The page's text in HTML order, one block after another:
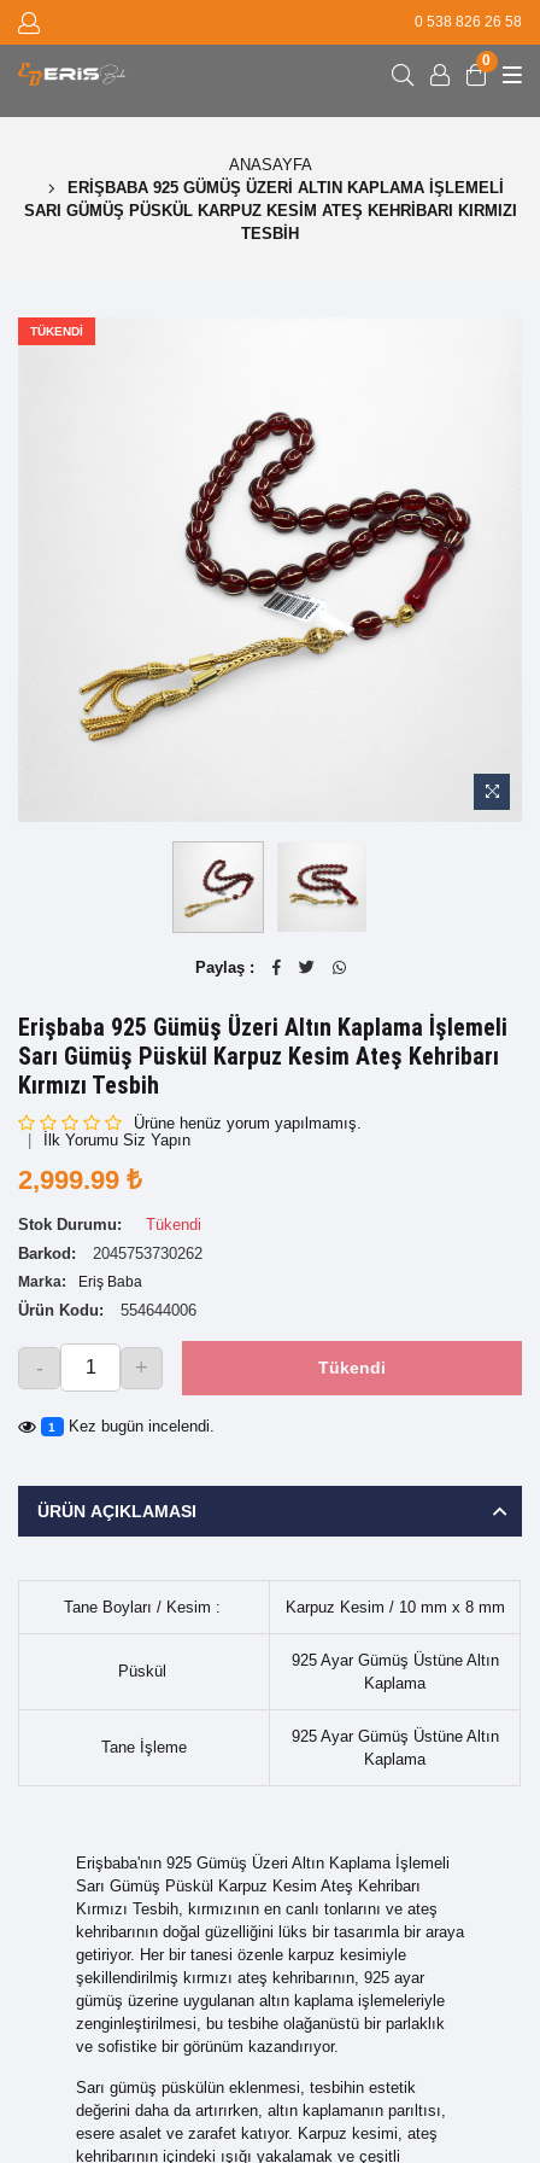
0 538 826 26 58
0
ANASAYFA
ERIŞBABA 925 GÜMÜŞ ÜZERI ALTIN KAPLAMA İŞLEMELI
SARI GÜMÜŞ PÜSKÜL KARPUZ KESIM ATEŞ KEHRIBARI KIRMIZI
TESBIH
TÜKENDI
Paylaş :
Erişbaba 925 Gümüş Üzeri Altın Kaplama İşlemeli
Sarı Gümüş Püskül Karpuz Kesim Ateş Kehribarı
Kırmızı Tesbih
Ürüne henüz yorum yapılmamış.
İlk Yorumu Siz Yapın
2,999.99 ₺
Stok Durumu:
Tükendi
Barkod:
2045753730262
Marka: Eriş Baba
Ürün Kodu: 554644006
- + Tükendi
1 Kez bugün incelendi.
ÜRÜN AÇIKLAMASI
Tane Boyları / Kesim : Karpuz Kesim / 10 mm x 8 mm
Püskül
925 Ayar Gümüş Üstüne Altın
Kaplama
Tane İşleme
925 Ayar Gümüş Üstüne Altın
Kaplama
Erişbaba'nın 925 Gümüş Üzeri Altın Kaplama İşlemeli
Sarı Gümüş Püskül Karpuz Kesim Ateş Kehribarı
Kırmızı Tesbih, kırmızının en canlı tonlarını ve ateş
kehribarının doğal güzelliğini lüks bir tasarımla bir araya
getiriyor. Her bir tanesi özenle karpuz kesimiyle
şekillendirilmiş kırmızı ateş kehribarının, 925 ayar
gümüş üzerine uygulanan altın kaplama işlemeleriyle
zenginleştirilmesi, bu tesbihe olağanüstü bir parlaklık
ve sofistike bir görünüm kazandırıyor.
Sarı gümüş püskülün eklenmesi, tesbihin estetik
değerini daha da artırırken, altın kaplamanın parıltısı,
esere asalet ve zarafet katıyor. Karpuz kesimi, ateş
kehribarının içindeki ışığı yakalamak ve çeşitli